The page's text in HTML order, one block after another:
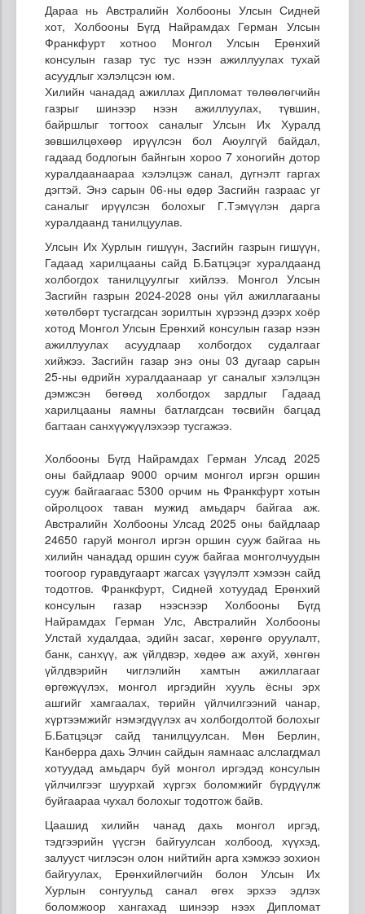
Дараа нь Австралийн Холбооны Улсын Сидней
хот, Холбооны Бүгд Найрамдах Герман Улсын
Франкфурт хотноо Монгол Улсын Ерөнхий
консулын газар тус тус нээн ажиллуулах тухай
асуудлыг хэлэлцсэн юм.
Хилийн чанадад ажиллах Дипломат төлөөлөгчийн
газрыг шинээр нээн ажиллуулах, түвшин,
байршлыг тогтоох саналыг Улсын Их Хуралд
зөвшилцөхөөр ирүүлсэн бол Аюулгүй байдал,
гадаад бодлогын байнгын хороо 7 хоногийн дотор
хуралдаанаараа хэлэлцэж санал, дүгнэлт гаргах
дэгтэй. Энэ сарын 06-ны өдөр Засгийн газраас уг
саналыг ирүүлсэн болохыг Г.Тэмүүлэн дарга
хуралдаанд танилцуулав.
Улсын Их Хурлын гишүүн, Засгийн газрын гишүүн,
Гадаад харилцааны сайд Б.Батцэцэг хуралдаанд
холбогдох танилцуулгыг хийлээ. Монгол Улсын
Засгийн газрын 2024-2028 оны үйл ажиллагааны
хөтөлбөрт тусгагдсан зорилтын хүрээнд дээрх хоёр
хотод Монгол Улсын Ерөнхий консулын газар нээн
ажиллуулах асуудлаар холбогдох судалгааг
хийжээ. Засгийн газар энэ оны 03 дугаар сарын
25-ны өдрийн хуралдаанаар уг саналыг хэлэлцэн
дэмжсэн бөгөөд холбогдох зардлыг Гадаад
харилцааны яамны батлагдсан төсвийн багцад
багтаан санхүүжүүлэхээр тусгажээ.
Холбооны Бүгд Найрамдах Герман Улсад 2025
оны байдлаар 9000 орчим монгол иргэн оршин
сууж байгаагаас 5300 орчим нь Франкфурт хотын
ойролцоох таван мужид амьдарч байгаа аж.
Австралийн Холбооны Улсад 2025 оны байдлаар
24650 гаруй монгол иргэн оршин сууж байгаа нь
хилийн чанадад оршин сууж байгаа монголчуудын
тоогоор гуравдугаарт жагсах үзүүлэлт хэмээн сайд
тодотгов. Франкфурт, Сидней хотуудад Ерөнхий
консулын газар нээснээр Холбооны Бүгд
Найрамдах Герман Улс, Австралийн Холбооны
Улстай худалдаа, эдийн засаг, хөрөнгө оруулалт,
банк, санхүү, аж үйлдвэр, хөдөө аж ахуй, хөнгөн
үйлдвэрийн чиглэлийн хамтын ажиллагааг
өргөжүүлэх, монгол иргэдийн хууль ёсны эрх
ашгийг хамгаалах, төрийн үйлчилгээний чанар,
хүртээмжийг нэмэгдүүлэх ач холбогдолтой болохыг
Б.Батцэцэг сайд танилцуулсан. Мөн Берлин,
Канберра дахь Элчин сайдын яамнаас алслагдмал
хотуудад амьдарч буй монгол иргэдэд консулын
үйлчилгээг шуурхай хүргэх боломжийг бүрдүүлж
буйгаараа чухал болохыг тодотгож байв.
Цаашид хилийн чанад дахь монгол иргэд,
тэдгээрийн үүсгэн байгуулсан холбоод, хүүхэд,
залууст чиглэсэн олон нийтийн арга хэмжээ зохион
байгуулах, Ерөнхийлөгчийн болон Улсын Их
Хурлын сонгуульд санал өгөх эрхээ эдлэх
боломжоор хангахад шинээр нээх Дипломат